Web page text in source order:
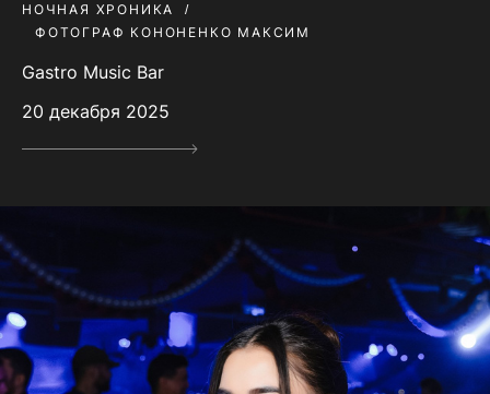
НОЧНАЯ ХРОНИКА
ФОТОГРАФ КОНОНЕНКО МАКСИМ
Gastro Music Bar
20 декабря 2025